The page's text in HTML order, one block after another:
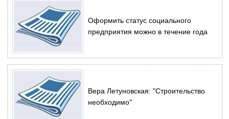
Оформить статус социального
предприятия можно в течение года
Вера Летуновская: "Строительство
необходимо"